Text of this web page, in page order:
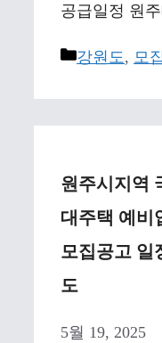
공급일정 원
Categories
강원도 , 모
원주시지역
대주택 예비
모집공고 일
도
5월 19, 2025